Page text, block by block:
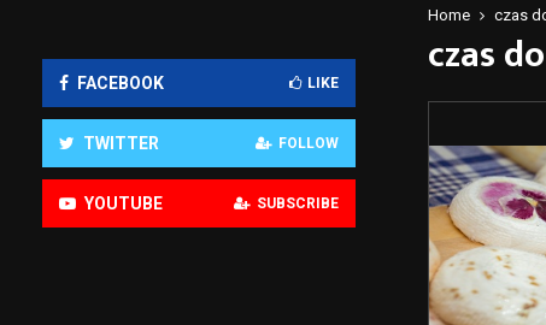
Home czas
czas
FACEBOOK LIKE
TWITTER FOLLOW
YOUTUBE SUBSCRIBE